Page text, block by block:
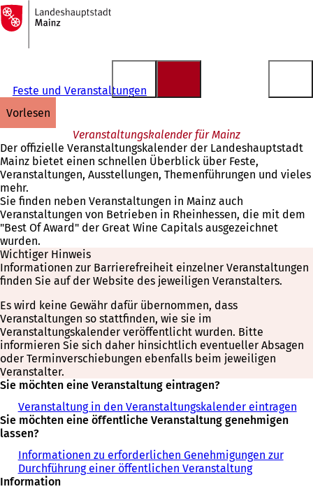
Inhalt anspringen
Zur
Startseite
Feste und Veranstaltungen
vorlesen
Veranstaltungskalender für Mainz
Der offizielle Veranstaltungskalender der Landeshauptstadt
Mainz bietet einen schnellen Überblick über Feste,
Veranstaltungen, Ausstellungen, Themenführungen und vieles
mehr.
Sie finden neben Veranstaltungen in Mainz auch
Veranstaltungen von Betrieben in Rheinhessen, die mit dem
"Best Of Award" der Great Wine Capitals ausgezeichnet
wurden.
Wichtiger Hinweis
Informationen zur Barrierefreiheit einzelner Veranstaltungen
finden Sie auf der Website des jeweiligen Veranstalters.
Es wird keine Gewähr dafür übernommen, dass
Veranstaltungen so stattfinden, wie sie im
Veranstaltungskalender veröffentlicht wurden. Bitte
informieren Sie sich daher hinsichtlich eventueller Absagen
oder Terminverschiebungen ebenfalls beim jeweiligen
Veranstalter.
Sie möchten eine Veranstaltung eintragen?
Veranstaltung in den Veranstaltungskalender eintragen
Sie möchten eine öffentliche Veranstaltung genehmigen
lassen?
Informationen zu erforderlichen Genehmigungen zur
Durchführung einer öffentlichen Veranstaltung
Information